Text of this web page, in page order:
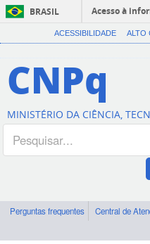
BRASIL
Acesso à
ACESSIBILIDADE ALTO
CNPq
MINISTÉRIO DA CIÊNCIA,
Perguntas frequentes Central de